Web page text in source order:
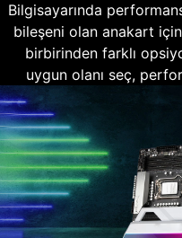
Bilgisayarında
bileşeni olan anakart
birbirinden farklı
uygun olanı seç,